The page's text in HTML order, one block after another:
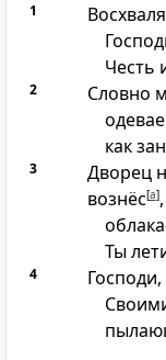
1
Честь
2
Словно
как
3
Дворец
вознёс[a],
Ты
4